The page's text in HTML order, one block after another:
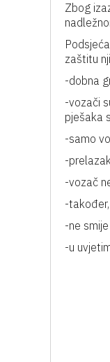
Zbog
zaštitu
-dobna
-vozači
pješaka
-samo
-
-vozač
-
-ne
-u